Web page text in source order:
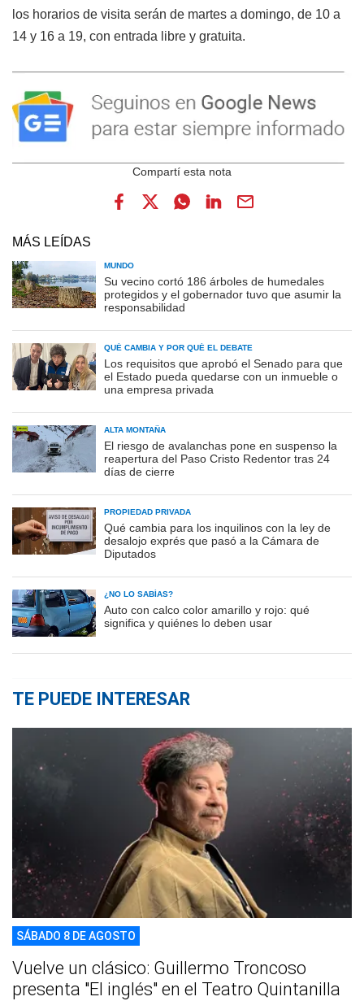
los horarios de visita serán de martes a domingo, de 10 a
14 y 16 a 19, con entrada libre y gratuita.
MÁS LEÍDAS
MUNDO
Su vecino cortó 186 árboles de humedales
protegidos y el gobernador tuvo que asumir la
responsabilidad
QUÉ CAMBIA Y POR QUÉ EL DEBATE
Los requisitos que aprobó el Senado para que
el Estado pueda quedarse con un inmueble o
una empresa privada
ALTA MONTAÑA
El riesgo de avalanchas pone en suspenso la
reapertura del Paso Cristo Redentor tras 24
días de cierre
PROPIEDAD PRIVADA
Qué cambia para los inquilinos con la ley de
desalojo exprés que pasó a la Cámara de
Diputados
¿NO LO SABÍAS?
Auto con calco color amarillo y rojo: qué
significa y quiénes lo deben usar
TE PUEDE INTERESAR
SÁBADO 8 DE AGOSTO
Vuelve un clásico: Guillermo Troncoso
presenta "El inglés" en el Teatro Quintanilla